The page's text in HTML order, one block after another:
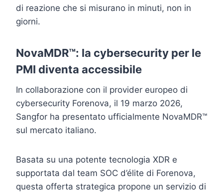
di reazione che si misurano in minuti, non in
giorni.
NovaMDR™: la cybersecurity per le
PMI diventa accessibile
In collaborazione con il provider europeo di
cybersecurity Forenova, il 19 marzo 2026,
Sangfor ha presentato ufficialmente NovaMDR™
sul mercato italiano.
Basata su una potente tecnologia XDR e
supportata dal team SOC d’élite di Forenova,
questa offerta strategica propone un servizio di